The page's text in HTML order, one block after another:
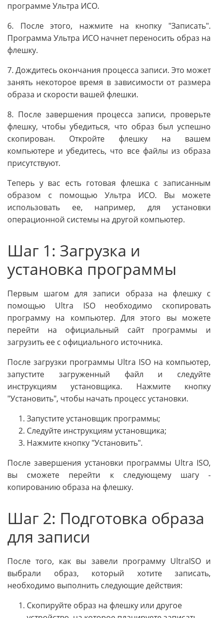
программе Ультра ИСО.
6. После этого, нажмите на кнопку "Записать".
Программа Ультра ИСО начнет переносить образ на
флешку.
7. Дождитесь окончания процесса записи. Это может
занять некоторое время в зависимости от размера
образа и скорости вашей флешки.
8. После завершения процесса записи, проверьте
флешку, чтобы убедиться, что образ был успешно
скопирован. Откройте флешку на вашем
компьютере и убедитесь, что все файлы из образа
присутствуют.
Теперь у вас есть готовая флешка с записанным
образом с помощью Ультра ИСО. Вы можете
использовать ее, например, для установки
операционной системы на другой компьютер.
Шаг 1: Загрузка и
установка программы
Первым шагом для записи образа на флешку с
помощью Ultra ISO необходимо скопировать
программу на компьютер. Для этого вы можете
перейти на официальный сайт программы и
загрузить ее с официального источника.
После загрузки программы Ultra ISO на компьютер,
запустите загруженный файл и следуйте
инструкциям установщика. Нажмите кнопку
"Установить", чтобы начать процесс установки.
Запустите установщик программы;
Следуйте инструкциям установщика;
Нажмите кнопку "Установить".
После завершения установки программы Ultra ISO,
вы сможете перейти к следующему шагу -
копированию образа на флешку.
Шаг 2: Подготовка образа
для записи
После того, как вы завели программу UltraISO и
выбрали образ, который хотите записать,
необходимо выполнить следующие действия:
Скопируйте образ на флешку или другое